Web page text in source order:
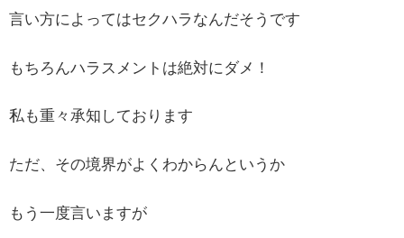
言い方によってはセクハラなんだそうです
もちろんハラスメントは絶対にダメ！
私も重々承知しております
ただ、その境界がよくわからんというか
もう一度言いますが